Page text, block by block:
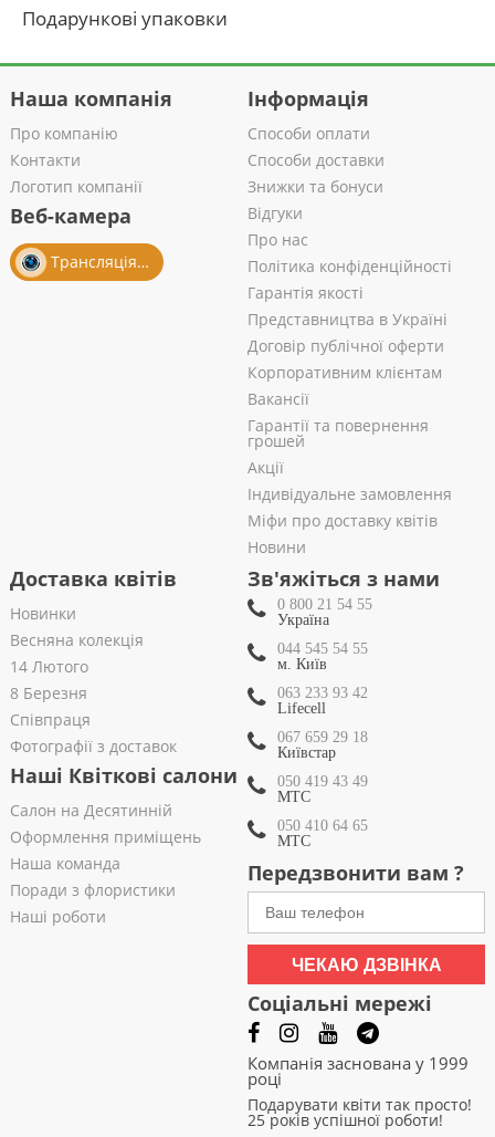
Подарункові упаковки
Наша компанія
Про компанію
Контакти
Логотип компанії
Веб-камера
Трансляція із салону
Інформація
Способи оплати
Способи доставки
Знижки та бонуси
Відгуки
Про нас
Політика конфіденційності
Гарантія якості
Представництва в Україні
Договір публічної оферти
Корпоративним клієнтам
Вакансії
Гарантії та повернення
грошей
Акції
Індивідуальне замовлення
Міфи про доставку квітів
Новини
Доставка квітів
Новинки
Весняна колекція
14 Лютого
8 Березня
Співпраця
Фотографії з доставок
Наші Квіткові салони
Салон на Десятинній
Оформлення приміщень
Наша команда
Поради з флористики
Наші роботи
Зв'яжіться з нами
0 800 21 54 55
Україна
044 545 54 55
м. Київ
063 233 93 42
Lifecell
067 659 29 18
Київстар
050 419 43 49
МТС
050 410 64 65
МТС
Передзвонити вам ?
ЧЕКАЮ ДЗВІНКА
Соціальні мережі
Компанія заснована у 1999
році
Подарувати квіти так просто!
25 років успішної роботи!